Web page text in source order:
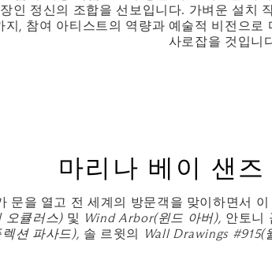
인 정신의 조합을 선보입니다. 가벼운 설치
지, 참여 아티스트의 역량과 예술적 비전으
사로잡을 것입니
마리나 베이 샌즈
문을 열고 전 세계의 방문객을 맞이하면서
오큘러스) 및 Wind Arbor(윈드 아버), 안토니
션 파사드), 솔 르윗의 Wall Drawings #915(